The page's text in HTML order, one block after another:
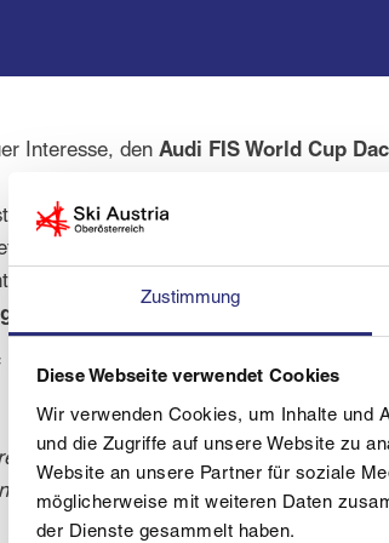
Zustimmung
Diese Webseite verwendet Cookies
Wir verwenden Cookies, um Inhalte und
und die Zugriffe auf unsere Website zu
Website an unsere Partner für soziale
möglicherweise mit weiteren Daten
der Dienste gesammelt haben.
Interesse, den Audi FIS World Cup
erfassen wir die Kontaktdaten
vorregistriert, erhält alle aktuellen
nur an den Veranstaltungstagen selbst,
des ÖSV
erhalten Sie ein
und AGBS anklicken!)